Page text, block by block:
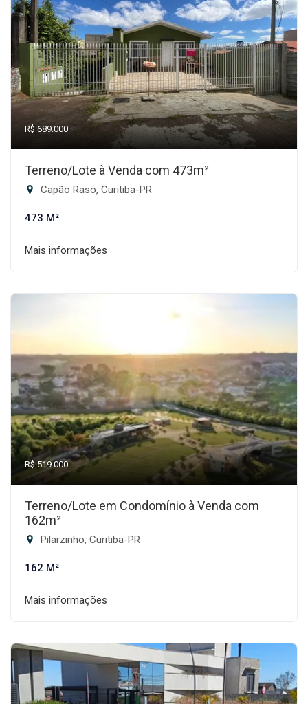
R$ 689.000
Terreno/Lote à Venda com 473m²
Capão Raso, Curitiba-PR
473 M²
Mais informações
R$ 519.000
Terreno/Lote em Condomínio à Venda com
162m²
Pilarzinho, Curitiba-PR
162 M²
Mais informações